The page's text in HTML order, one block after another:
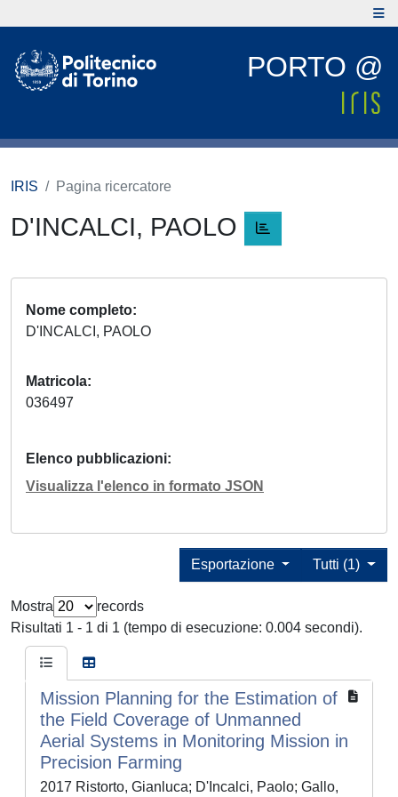
PORTO @
IRIS Pagina ricercatore
D'INCALCI, PAOLO
Nome completo
D'INCALCI, PAOLO
Matricola
036497
Elenco pubblicazioni
Visualizza l'elenco in formato JSON
Tutti (1)
Esportazione
Mostra
records
Risultati 1 - 1 di 1 (tempo di esecuzione: 0.004 secondi).
Mission Planning for the Estimation of
the Field Coverage of Unmanned
Aerial Systems in Monitoring Mission in
Precision Farming
2017 Ristorto, Gianluca; D'Incalci, Paolo; Gallo,